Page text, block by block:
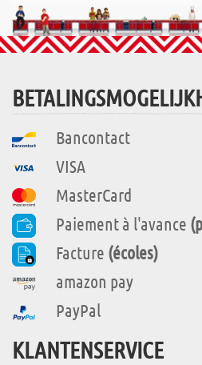
Bancontact
VISA
MasterCard
Paiement à l'avance
Facture (écoles)
amazon pay
PayPal
KLANTENSERVICE